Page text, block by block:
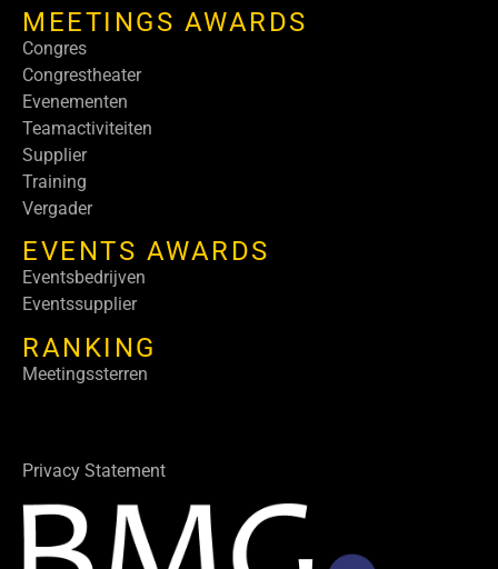
MEETINGS AWARDS
Congres
Congrestheater
Evenementen
Teamactiviteiten
Supplier
Training
Vergader
EVENTS AWARDS
Eventsbedrijven
Eventssupplier
RANKING
Meetingssterren
Privacy Statement